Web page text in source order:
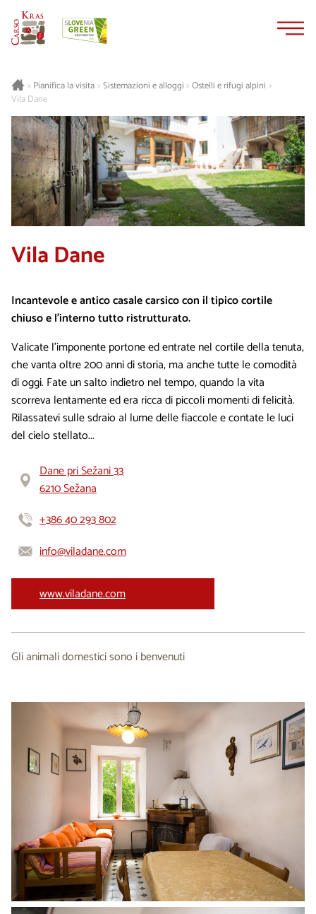
> Pianifica la visita> Sistemazioni e alloggi >Ostelli e rifugi alpini >
Vila Dane
Vila Dane
Incantevole e antico casale carsico con il tipico cortile
chiuso e l’interno tutto ristrutturato.
Valicate l’imponente portone ed entrate nel cortile della tenuta,
che vanta oltre 200 anni di storia, ma anche tutte le comodità
di oggi. Fate un salto indietro nel tempo, quando la vita
scorreva lentamente ed era ricca di piccoli momenti di felicità.
Rilassatevi sulle sdraio al lume delle fiaccole e contate le luci
del cielo stellato...
Dane pri Sežani 33
6210 Sežana
+386 40 293 802
info@viladane.com
www.viladane.com
Gli animali domestici sono i benvenuti